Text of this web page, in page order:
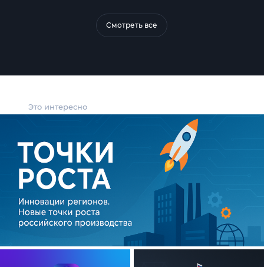
Это интересно
Смотреть все